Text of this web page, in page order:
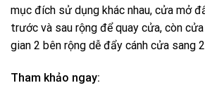
mục đích sử dụng khác nhau, cửa mở
trước và sau rộng để quay cửa, còn
gian 2 bên rộng dễ đẩy cánh cửa sang
Tham khảo ngay: